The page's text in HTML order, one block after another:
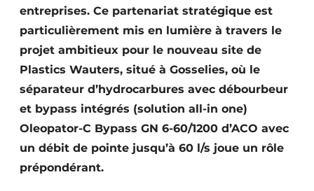
Fondations
Façades
Géotextiles
Infrastructures souterraines et égouttage
Protection solaire
entreprises. Ce partenariat stratégique est
particulièrement mis en lumière à travers le
projet ambitieux pour le nouveau site de
Plastics Wauters, situé à Gosselies, où le
séparateur d’hydrocarbures avec débourbeur
et bypass intégrés (solution all-in one)
Oleopator-C Bypass GN 6-60/1200 d’ACO avec
un débit de pointe jusqu’à 60 l/s joue un rôle
prépondérant.